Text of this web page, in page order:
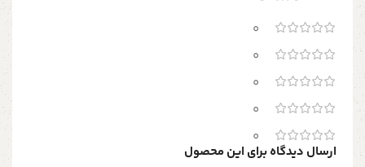
0
0
0
0
0
ارسال دیدگاه برای این محصول